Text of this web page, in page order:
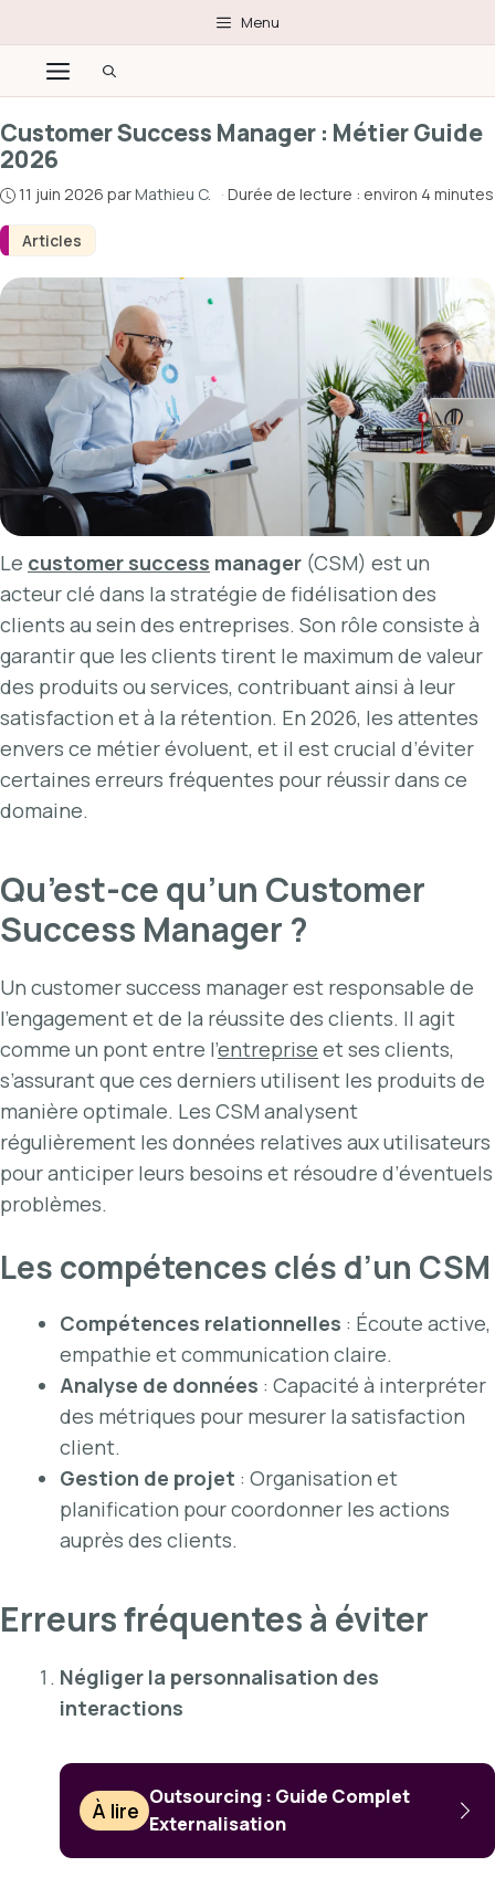
au
contenu
Menu
Menu
Articles
Customer Success Manager : Métier Guide
2026
11 juin 2026 parMathieu C. · Durée de lecture : environ 4 minutes
Le customer success manager (CSM) est un
acteur clé dans la stratégie de fidélisation des
clients au sein des entreprises. Son rôle consiste à
garantir que les clients tirent le maximum de valeur
des produits ou services, contribuant ainsi à leur
satisfaction et à la rétention. En 2026, les attentes
envers ce métier évoluent, et il est crucial d’éviter
certaines erreurs fréquentes pour réussir dans ce
domaine.
Qu’est-ce qu’un Customer
Success Manager ?
Un customer success manager est responsable de
l’engagement et de la réussite des clients. Il agit
comme un pont entre l’entreprise et ses clients,
s’assurant que ces derniers utilisent les produits de
manière optimale. Les CSM analysent
régulièrement les données relatives aux utilisateurs
pour anticiper leurs besoins et résoudre d’éventuels
problèmes.
Les compétences clés d’un CSM
Compétences relationnelles : Écoute active,
empathie et communication claire.
Analyse de données : Capacité à interpréter
des métriques pour mesurer la satisfaction
client.
Gestion de projet : Organisation et
planification pour coordonner les actions
auprès des clients.
Erreurs fréquentes à éviter
Négliger la personnalisation des
interactions
À lire
Outsourcing : Guide Complet
Externalisation